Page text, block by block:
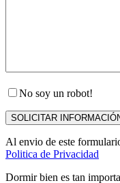
No soy un robot!
Al envio de este
Politica de Privacidad
Dormir bien es tan